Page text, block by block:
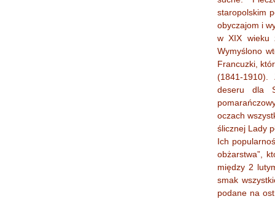
staropolskim
obyczajom i
w XIX wieku
Wymyślono
Francuzki,
(1841-1910).
deseru dla
oczach
ślicznej Lady
Ich
obżarstwa”,
między 2
smak
podane na